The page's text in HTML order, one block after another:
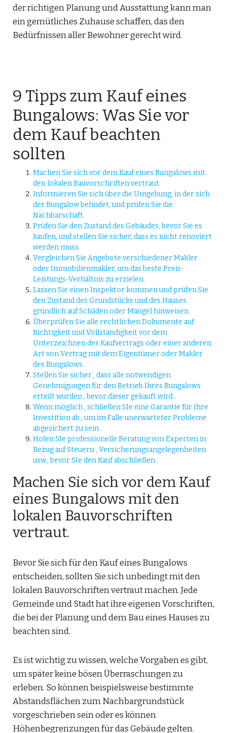
der richtigen Planung und Ausstattung kann man
ein gemütliches Zuhause schaffen, das den
Bedürfnissen aller Bewohner gerecht wird.
9 Tipps zum Kauf eines
Bungalows: Was Sie vor
dem Kauf beachten
sollten
Machen Sie sich vor dem Kauf eines Bungalows mit
den lokalen Bauvorschriften vertraut.
Informieren Sie sich über die Umgebung, in der sich
der Bungalow befindet, und prüfen Sie die
Nachbarschaft.
Prüfen Sie den Zustand des Gebäudes, bevor Sie es
kaufen, und stellen Sie sicher, dass es nicht renoviert
werden muss.
Vergleichen Sie Angebote verschiedener Makler
oder Immobilienmakler, um das beste Preis-
Leistungs-Verhältnis zu erzielen.
Lassen Sie einen Inspektor kommen und prüfen Sie
den Zustand des Grundstücks und des Hauses
gründlich auf Schäden oder Mängel hinweisen.
Überprüfen Sie alle rechtlichen Dokumente auf
Richtigkeit und Vollständigkeit vor dem
Unterzeichnen des Kaufvertrags oder einer anderen
Art von Vertrag mit dem Eigentümer oder Makler
des Bungalows .
Stellen Sie sicher , dass alle notwendigen
Genehmigungen für den Betrieb Ihres Bungalows
erteilt wurden , bevor dieser gekauft wird .
Wenn möglich , schließen SIe eine Garantie für Ihre
Investition ab , um im Falle unerwarteter Probleme
abgesichert zu sein .
Holen SIe professionelle Beratung von Experten in
Bezug auf Steuern , Versicherungsangelegenheiten
usw., bevor SIe den Kauf abschließen .
Machen Sie sich vor dem Kauf
eines Bungalows mit den
lokalen Bauvorschriften
vertraut.
Bevor Sie sich für den Kauf eines Bungalows
entscheiden, sollten Sie sich unbedingt mit den
lokalen Bauvorschriften vertraut machen. Jede
Gemeinde und Stadt hat ihre eigenen Vorschriften,
die bei der Planung und dem Bau eines Hauses zu
beachten sind.
Es ist wichtig zu wissen, welche Vorgaben es gibt,
um später keine bösen Überraschungen zu
erleben. So können beispielsweise bestimmte
Abstandsflächen zum Nachbargrundstück
vorgeschrieben sein oder es können
Höhenbegrenzungen für das Gebäude gelten.